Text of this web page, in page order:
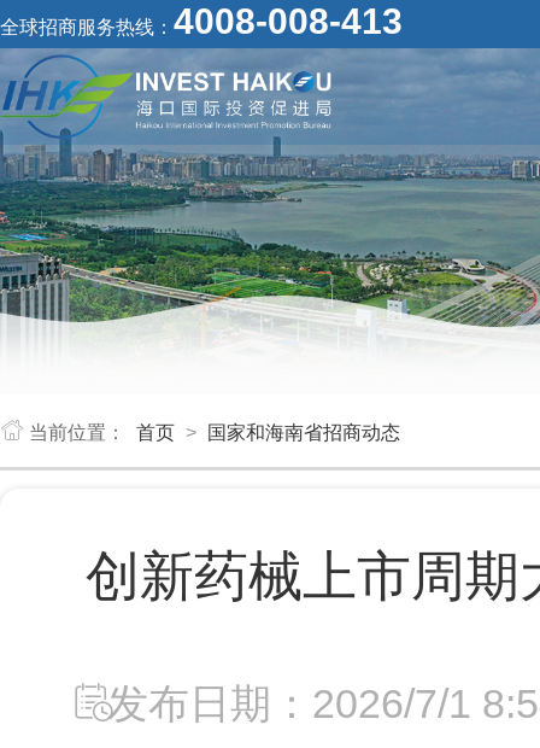
全球招商服务热线： 4008-008-413
当前位置： 首页 > 国家和海南省招商动态
创新药械上市周
发布日期：2026/7/1